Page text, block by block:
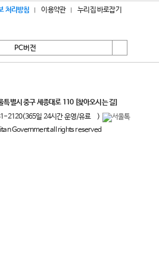
처리방침 이용약관 누리집 바로잡기
PC버전
특별시 중구 세종대로 110 [찾아오시는 길]
2120(365일 24시간 운영/유료
)
Government all rights reserved